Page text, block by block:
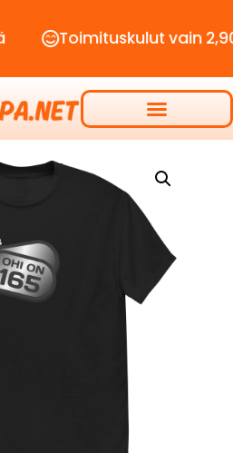
Toimituskulut vain 2,90€